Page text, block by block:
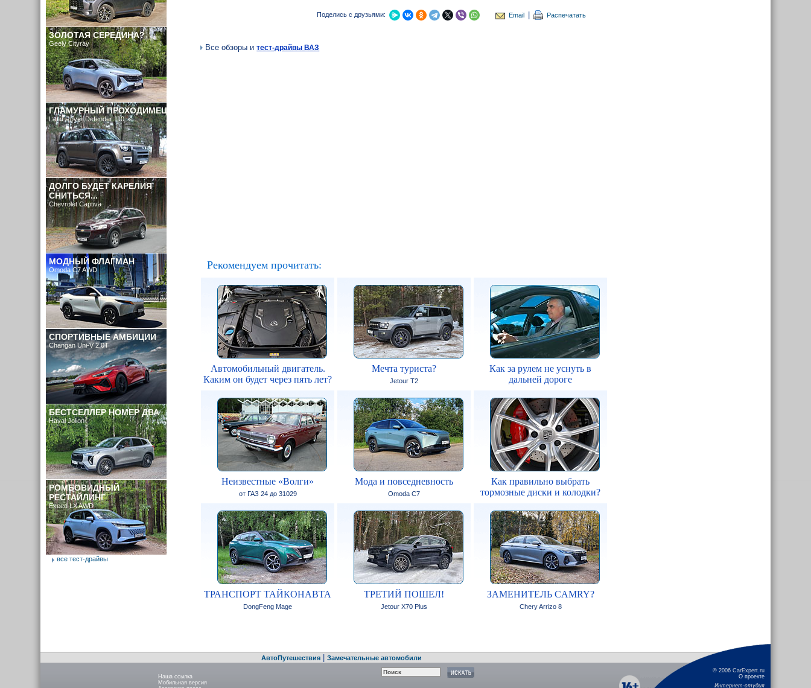
Поделись с друзьями: Email Распечатать
Все обзоры итест-драйвы ВАЗ
Рекомендуем прочитать:
Автомобильный двигатель.
Каким он будет через пять лет?
Мечта туриста?
Jetour T2
Как за рулем не уснуть в
дальней дороге
Неизвестные «Волги»
от ГАЗ 24 до 31029
Мода и повседневность
Omoda C7
Как правильно выбрать
тормозные диски и колодки?
ТРАНСПОРТ ТАЙКОНАВТА
DongFeng Mage
ТРЕТИЙ ПОШЕЛ!
Jetour X70 Plus
ЗАМЕНИТЕЛЬ CAMRY?
Chery Arrizo 8
ЗОЛОТАЯ СЕРЕДИНА?
Geely Cityray
ГЛАМУРНЫЙ ПРОХОДИМЕЦ
Land Rover Defender 110
ДОЛГО БУДЕТ КАРЕЛИЯ
СНИТЬСЯ...
Chevrolet Captiva
МОДНЫЙ ФЛАГМАН
Omoda C7 AWD
СПОРТИВНЫЕ АМБИЦИИ
Changan Uni-V 2.0T
БЕСТСЕЛЛЕР НОМЕР ДВА
Haval Jolion
РОМБОВИДНЫЙ
РЕСТАЙЛИНГ
Exeed LX AWD
все тест-драйвы
© 2006 CarExpert.ru
О проекте
Интернет-студия
АвтоПутешествия| Замечательные автомобили
Наша ссылка
Мобильная версия